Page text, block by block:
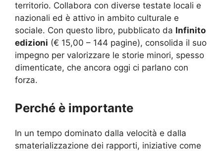
territorio. Collabora con diverse testate locali e
nazionali ed è attivo in ambito culturale e
sociale. Con questo libro, pubblicato da Infinito
edizioni (€ 15,00 – 144 pagine), consolida il suo
impegno per valorizzare le storie minori, spesso
dimenticate, che ancora oggi ci parlano con
forza.
Perché è importante
In un tempo dominato dalla velocità e dalla
smaterializzazione dei rapporti, iniziative come